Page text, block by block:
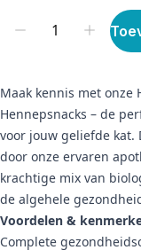
Maak kennis met
Hennepsnacks – de
voor jouw geliefde kat.
door onze ervaren
krachtige mix van
de algehele
Voordelen &
Complete